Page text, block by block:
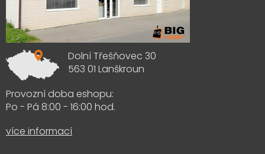
Dolní Třešňovec 30
563 01 Lanškroun
Provozní doba eshopu:
Po - Pá 8:00 - 16:00 hod.
více informací